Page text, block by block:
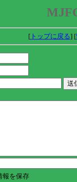
[トップに戻る] [
報を保存